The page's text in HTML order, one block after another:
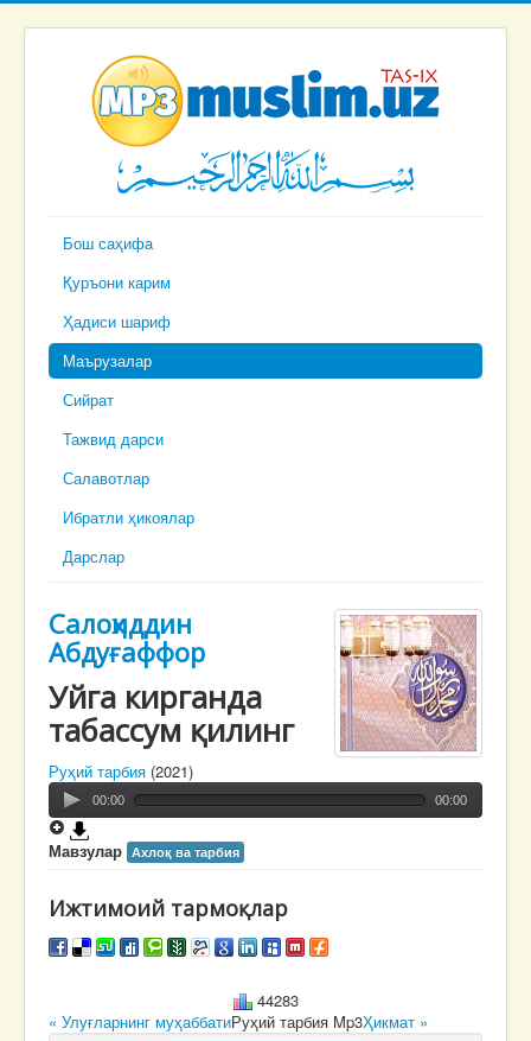
Бош саҳифа
Қуръони карим
Ҳадиси шариф
Маърузалар
Сийрат
Тажвид дарси
Салавотлар
Ибратли ҳикоялар
Дарслар
Салоҳиддин
Абдуғаффор
Уйга кирганда
табассум қилинг
Руҳий тарбия (2021)
00:00 00:00
Мавзулар Ахлоқ ва тарбия
Ижтимоий тармоқлар
44283
« Улуғларнинг муҳаббатиРуҳий тарбия Mp3Ҳикмат »